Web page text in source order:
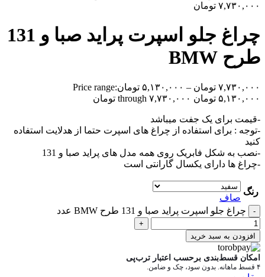
۷,۷۳۰,۰۰۰ تومان
چراغ جلو اسپرت پراید صبا و 131
طرح BMW
۷,۷۳۰,۰۰۰ تومان – ۵,۱۳۰,۰۰۰ تومانPrice range:
۵,۱۳۰,۰۰۰ تومان through ۷,۷۳۰,۰۰۰ تومان
-قیمت برای یک جفت میباشد
-توجه : برای استفاده از چراغ های اسپرت حتما از هدلایت استفاده
کنید
-نصب به شکل فابریک روی همه مدل های پراید صبا و 131
-چراغ ها دارای یکسال گارانتی است
رنگ
صاف
- چراغ جلو اسپرت پراید صبا و 131 طرح BMW عدد
+
افزودن به سبد خرید
امکان قسط‌بندی برحسب اعتبار ترب‌پی
۴ قسط ماهانه. بدون سود، چک و ضامن.